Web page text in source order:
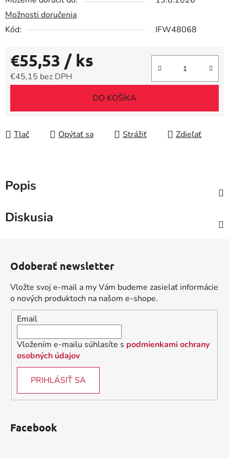
Možnosti doručenia
Kód:
IFW48068
€55,53 / ks
€45,15 bez DPH
DO KOŠÍKA
Tlač Opýtať sa Strážiť Zdieľať
Popis
Diskusia
Odoberať newsletter
Vložte svoj e-mail a my Vám budeme zasielať informácie
o nových produktoch na našom e-shope.
Email
Vložením e-mailu súhlasíte s podmienkami ochrany
osobných údajov
PRIHLÁSIŤ SA
Facebook